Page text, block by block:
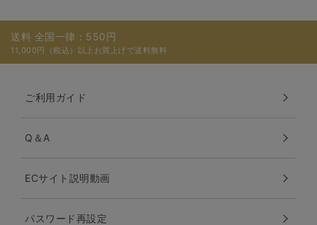
送料 全国一律：550円
11,000円（税込）以上お買上げで送料無料
ご利用ガイド
Q＆A
ECサイト説明動画
パスワード再設定